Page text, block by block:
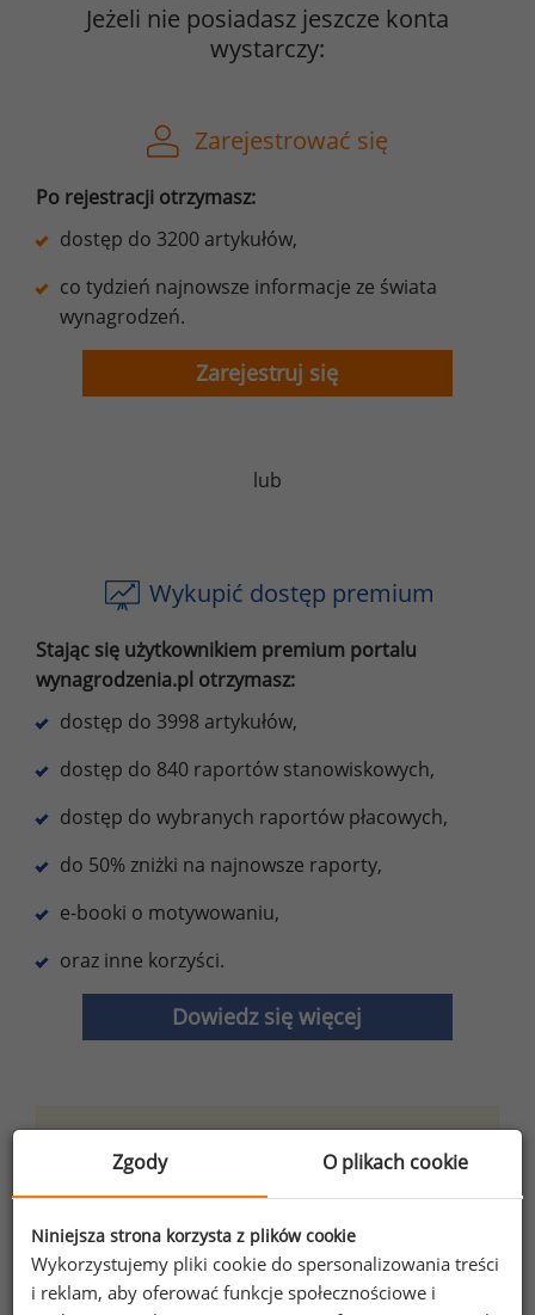
Jeżeli nie posiadasz jeszcze konta
wystarczy:
Zarejestrować się
Po rejestracji otrzymasz:
dostęp do 3200 artykułów,
co tydzień najnowsze informacje ze świata
wynagrodzeń.
Zarejestruj się
lub
Wykupić dostęp premium
Stając się użytkownikiem premium portalu
wynagrodzenia.pl otrzymasz:
dostęp do 3998 artykułów,
dostęp do 840 raportów stanowiskowych,
dostęp do wybranych raportów płacowych,
do 50% zniżki na najnowsze raporty,
e-booki o motywowaniu,
oraz inne korzyści.
Dowiedz się więcej
Wybierz opcję dostosowana do Twoich
potrzeb!Przetestuj strefę premium.
Chcesz na bieżąco śledzić najnowsze informacje o
wynagrodzeniach?
Zapisz się do newslettera!
Zgody O plikach cookie
Niniejsza strona korzysta z plików cookie
Wykorzystujemy pliki cookie do spersonalizowania treści
i reklam, aby oferować funkcje społecznościowe i